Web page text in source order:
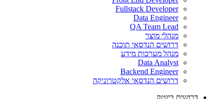
Fullstack Developer
Data Engineer
QA Team Lead
מנהלי מוצר
דרושים הנדסאי תוכנה
מנהל מערכות מידע
Data Analyst
Backend Engineer
דרושים הנדסאי אלקטרוניקה
דרושים ביוטק